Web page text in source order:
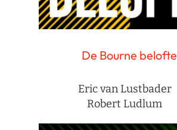
De Bourne belofte
Eric van Lustbader
Robert Ludlum